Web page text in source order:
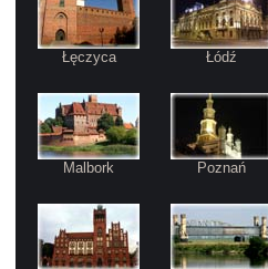
Łęczyca Łódź
Malbork Poznań